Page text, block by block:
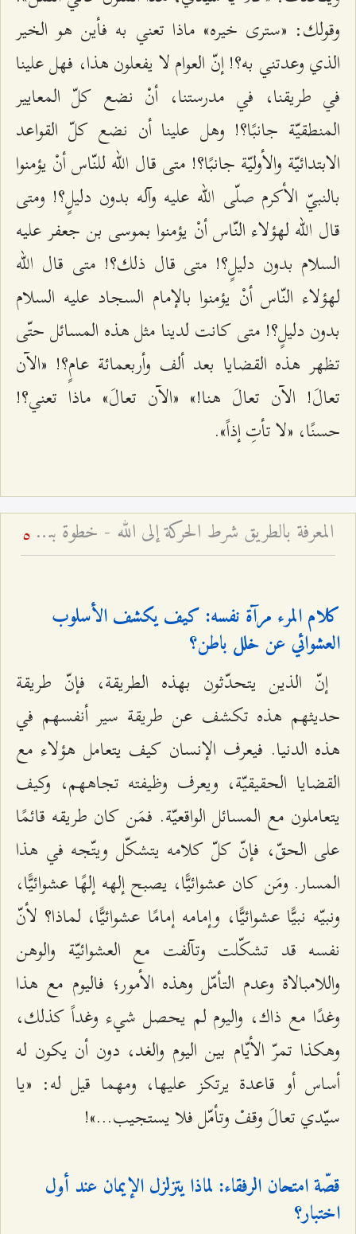
وقولك: «سترى خيره» ماذا تعني به فأين هو الخير
الذي وعدتني به؟! إنّ العوام لا يفعلون هذا، فهل علينا
في طريقنا، في مدرستنا، أنْ نضع كلّ المعايير
المنطقيّة جانبًا؟! وهل علينا أن نضع كلّ القواعد
الابتدائيّة والأوليّة جانبًا؟! متى قال الله للنّاس أنْ يؤمنوا
بالنبيّ الأكرم صلّى الله عليه وآله بدون دليلٍ؟! ومتى
قال الله لهؤلاء النّاس أنْ يؤمنوا بموسى بن جعفر عليه
السلام بدون دليلٍ؟! متى قال ذلك؟! متى قال الله
لهؤلاء النّاس أنْ يؤمنوا بالإمام السجاد عليه السلام
بدون دليلٍ؟! متى كانت لدينا مثل هذه المسائل حتّى
تظهر هذه القضايا بعد ألف وأربعمائة عامٍ؟! «الآن
تعالَ! الآن تعالَ هنا!» «الآن تعالَ» ماذا تعني؟!
حسنًا، «لا تأتِ إذاً».
المعرفة بالطريق شرط الحركة إلى الله - خطوة بيقين خير من ألف خطوة بشك 5
كلام المرء مرآة نفسه: كيف يكشف الأسلوب
العشوائي عن خلل باطن؟
إنّ الذين يتحدّثون بهذه الطريقة، فإنّ طريقة
حديثهم هذه تكشف عن طريقة سير أنفسهم في
هذه الدنيا. فيعرف الإنسان كيف يتعامل هؤلاء مع
القضايا الحقيقيّة، ويعرف وظيفته تجاههم، وكيف
يتعاملون مع المسائل الواقعيّة. فمَن كان طريقه قائمًا
على الحقّ، فإنّ كلّ كلامه يتشكّل ويتّجه في هذا
المسار. ومَن كان عشوائيًّا، يصبح إلهه إلهًا عشوائيًّا،
ونبيّه نبيًّا عشوائيًّا، وإمامه إمامًا عشوائيًّا، لماذا؟ لأنّ
نفسه قد تشكّلت وتآلفت مع العشوائيّة والوهن
واللامبالاة وعدم التأمّل وهذه الأمور؛ فاليوم مع هذا
وغدًا مع ذاك، واليوم لم يحصل شيء وغداً كذلك،
وهكذا تمرّ الأيّام بين اليوم والغد، دون أن يكون له
أساس أو قاعدة يرتكز عليها، ومهما قيل له: «يا
سيّدي تعالَ وقفْ وتأمّل فلا يستجيب...»!
قصّة امتحان الرفقاء: لماذا يتزلزل الإيمان عند أول
اختبار؟